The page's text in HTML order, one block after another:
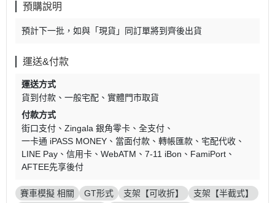
預購說明
預計下一批，如與「現貨」同訂單將到齊後出貨
運送&付款
運送方式
貨到付款
一般宅配
實體門市取貨
付款方式
街口支付
Zingala 銀角零卡
全支付
一卡通 iPASS MONEY
當面付款 轉帳匯款
宅配代收
LINE Pay
信用卡 WebATM 7-11 iBon
FamiPort
AFTEE先享後付
賽車模擬 相關 GT形式 支架【可收折】
支架【半截式】